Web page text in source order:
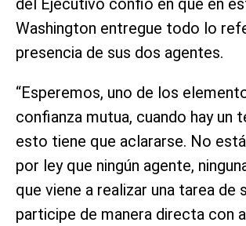
del Ejecutivo confió en que en
Washington entregue todo lo
presencia de sus dos agentes.
“Esperemos, uno de los
confianza mutua, cuando hay un
esto tiene que aclararse. No
por ley que ningún agente,
que viene a realizar una tarea de
participe de manera directa con